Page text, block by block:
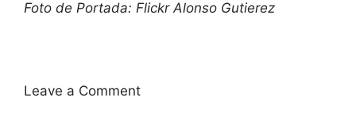
Foto de Portada: Flickr Alonso Gutierez
Leave a Comment